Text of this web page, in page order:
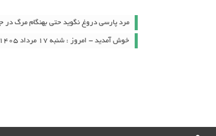
مرد پارسی دروغ نگوید حتی بهنگام مرگ
خوش آمدید - امروز : شنبه ۱۷ مرداد ۱۴۰۵